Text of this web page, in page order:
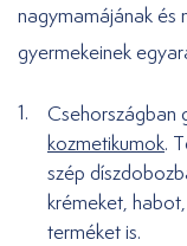
nagymamájának és
gyermekeinek
Csehországban
kozmetikumok.
szép
krémeket,
terméket is.